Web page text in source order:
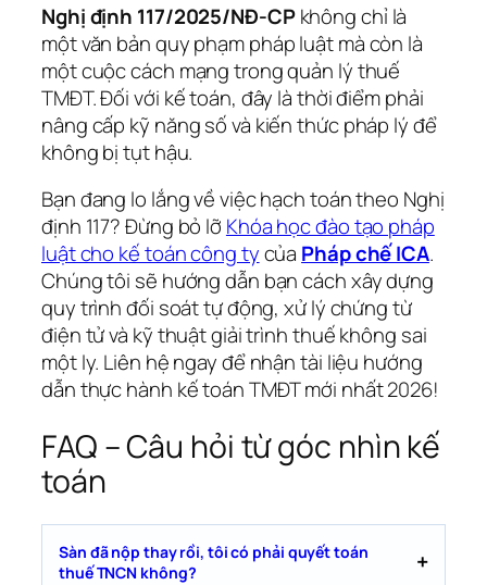
Nghị định 117/2025/NĐ-CPkhông chỉ là
một văn bản quy phạm pháp luật mà còn là
một cuộc cách mạng trong quản lý thuế
TMĐT. Đối với kế toán, đây là thời điểm phải
nâng cấp kỹ năng số và kiến thức pháp lý để
không bị tụt hậu.
Bạn đang lo lắng về việc hạch toán theo Nghị
định 117? Đừng bỏ lỡ Khóa học đào tạo pháp
luật cho kế toán công tycủa Pháp chế ICA.
Chúng tôi sẽ hướng dẫn bạn cách xây dựng
quy trình đối soát tự động, xử lý chứng từ
điện tử và kỹ thuật giải trình thuế không sai
một ly. Liên hệ ngay để nhận tài liệu hướng
dẫn thực hành kế toán TMĐT mới nhất 2026!
FAQ – Câu hỏi từ góc nhìn kế
toán
Sàn đã nộp thay rồi, tôi có phải quyết toán
thuế TNCN không?